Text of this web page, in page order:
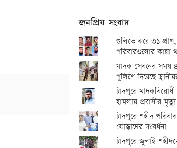
জনপ্রিয় সংবাদ
গুলিতে ঝরে ৩১
পরিবারগুলোর কান্না
মাদক সেবনের সময়
পুলিশে দিয়েছে
চাঁদপুরে
হামলায় প্রবাসীর মৃত্যু
চাঁদপুরে শহীদ
যোদ্ধাদের সংবর্ধনা
চাঁদপুরে জুলাই